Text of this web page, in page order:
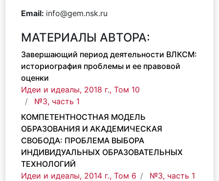
Email: info@gem.nsk.ru
МАТЕРИАЛЫ АВТОРА:
Завершающий период деятельности ВЛКСМ:
историография проблемы и ее правовой
оценки
Идеи и идеалы, 2018 г., Том 10
№3, часть 1
КОМПЕТЕНТНОСТНАЯ МОДЕЛЬ
ОБРАЗОВАНИЯ И АКАДЕМИЧЕСКАЯ
СВОБОДА: ПРОБЛЕМА ВЫБОРА
ИНДИВИДУАЛЬНЫХ ОБРАЗОВАТЕЛЬНЫХ
ТЕХНОЛОГИЙ
Идеи и идеалы, 2014 г., Том 6
№3, часть 1